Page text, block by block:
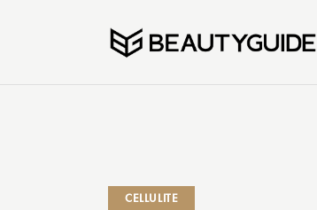
CELLULITE